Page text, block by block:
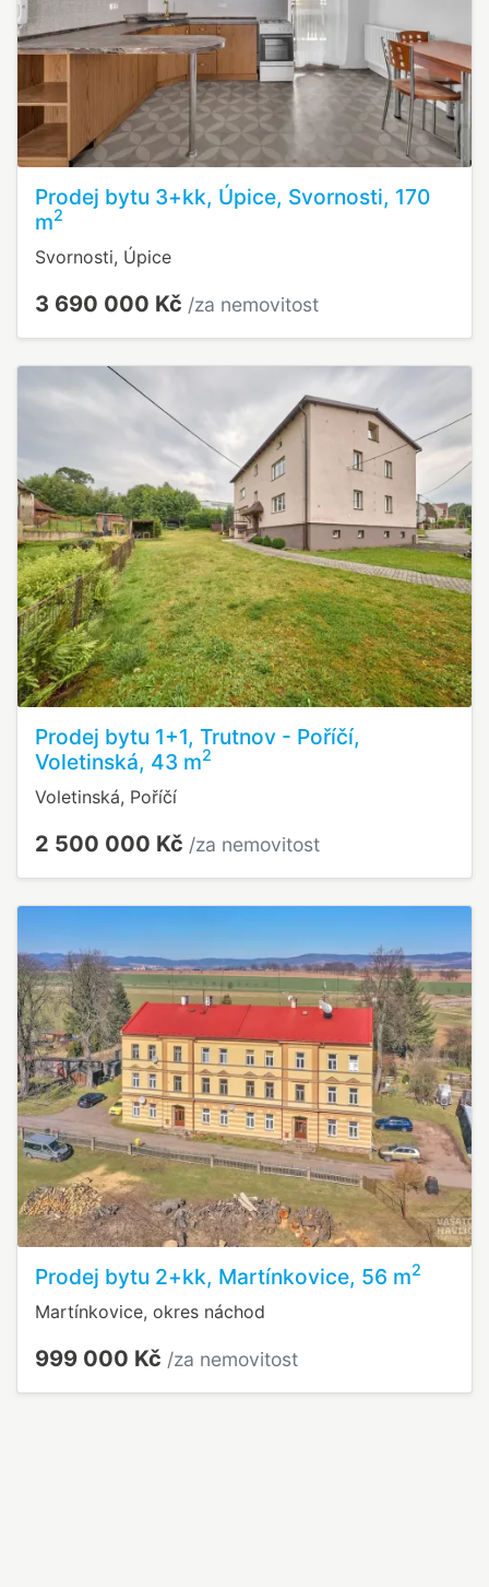
Prodej bytu 3+kk, Úpice, Svornosti, 170
m2
Svornosti, Úpice
3 690 000 Kč /za nemovitost
Prodej bytu 1+1, Trutnov - Poříčí,
Voletinská, 43 m2
Voletinská, Poříčí
2 500 000 Kč /za nemovitost
Prodej bytu 2+kk, Martínkovice, 56 m2
Martínkovice, okres náchod
999 000 Kč /za nemovitost